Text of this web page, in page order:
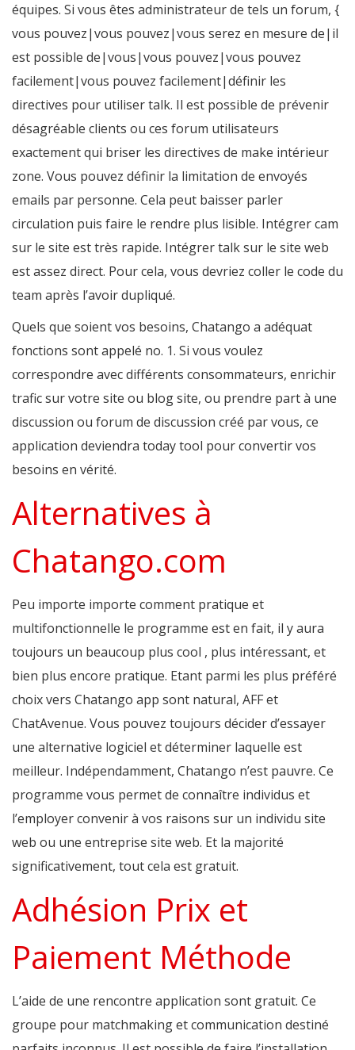
équipes. Si vous êtes administrateur de tels un forum, {
vous pouvez|vous pouvez|vous serez en mesure de|il
est possible de|vous|vous pouvez|vous pouvez
facilement|vous pouvez facilement|définir les
directives pour utiliser talk. Il est possible de prévenir
désagréable clients ou ces forum utilisateurs
exactement qui briser les directives de make intérieur
zone. Vous pouvez définir la limitation de envoyés
emails par personne. Cela peut baisser parler
circulation puis faire le rendre plus lisible. Intégrer cam
sur le site est très rapide. Intégrer talk sur le site web
est assez direct. Pour cela, vous devriez coller le code du
team après l’avoir dupliqué.
Quels que soient vos besoins, Chatango a adéquat
fonctions sont appelé no. 1. Si vous voulez
correspondre avec différents consommateurs, enrichir
trafic sur votre site ou blog site, ou prendre part à une
discussion ou forum de discussion créé par vous, ce
application deviendra today tool pour convertir vos
besoins en vérité.
Alternatives à
Chatango.com
Peu importe importe comment pratique et
multifonctionnelle le programme est en fait, il y aura
toujours un beaucoup plus cool , plus intéressant, et
bien plus encore pratique. Etant parmi les plus préféré
choix vers Chatango app sont natural, AFF et
ChatAvenue. Vous pouvez toujours décider d’essayer
une alternative logiciel et déterminer laquelle est
meilleur. Indépendamment, Chatango n’est pauvre. Ce
programme vous permet de connaître individus et
l’employer convenir à vos raisons sur un individu site
web ou une entreprise site web. Et la majorité
significativement, tout cela est gratuit.
Adhésion Prix et
Paiement Méthode
L’aide de une rencontre application sont gratuit. Ce
groupe pour matchmaking et communication destiné